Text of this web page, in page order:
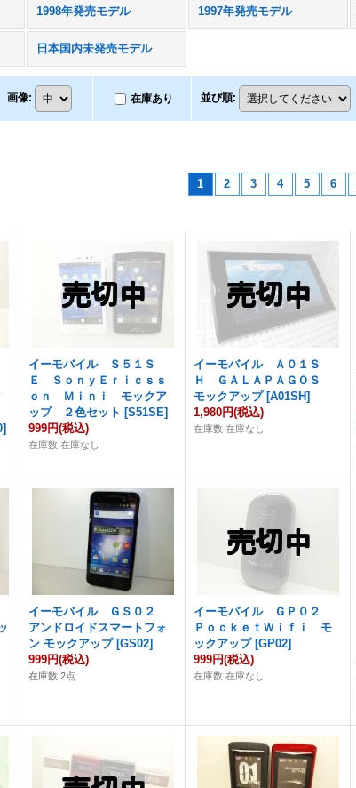
1998年発売モデル 1997年発売モデル
日本国内未発売モデル
画像: 在庫あり 並び順:
1 2 3 4 5 6
]
イーモバイル Ｓ５１Ｓ
Ｅ ＳｏｎｙＥｒｉｃｓｓ
ｏｎ Ｍｉｎｉ モックア
ップ ２色セット [S51SE]
999円(税込)
在庫数 在庫なし
イーモバイル Ａ０１Ｓ
Ｈ ＧＡＬＡＰＡＧＯＳ
モックアップ [A01SH]
1,980円(税込)
在庫数 在庫なし
イーモバイル ＧＳ０２
アンドロイドスマートフォ
ン モックアップ [GS02]
999円(税込)
在庫数 2点
イーモバイル ＧＰ０２
ＰｏｃｋｅｔＷｉｆｉ モ
ックアップ [GP02]
999円(税込)
在庫数 在庫なし